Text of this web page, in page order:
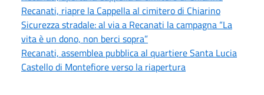
Recanati, riapre la Cappella al cimitero di Chiarino
Sicurezza stradale: al via a Recanati la campagna “La
vita è un dono, non berci sopra”
Recanati, assemblea pubblica al quartiere Santa Lucia
Castello di Montefiore verso la riapertura